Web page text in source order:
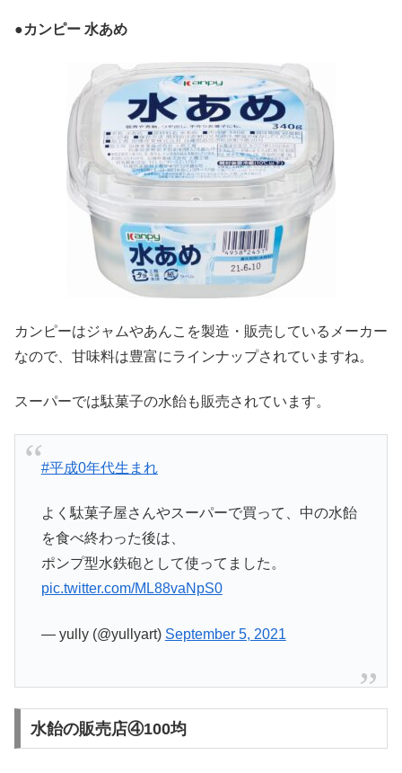
●カンピー 水あめ
カンピーはジャムやあんこを製造・販売しているメーカー
なので、甘味料は豊富にラインナップされていますね。
スーパーでは駄菓子の水飴も販売されています。
#平成0年代生まれ
よく駄菓子屋さんやスーパーで買って、中の水飴
を食べ終わった後は、
ポンプ型水鉄砲として使ってました。
pic.twitter.com/ML88vaNpS0
— yully (@yullyart) September 5, 2021
水飴の販売店④100均